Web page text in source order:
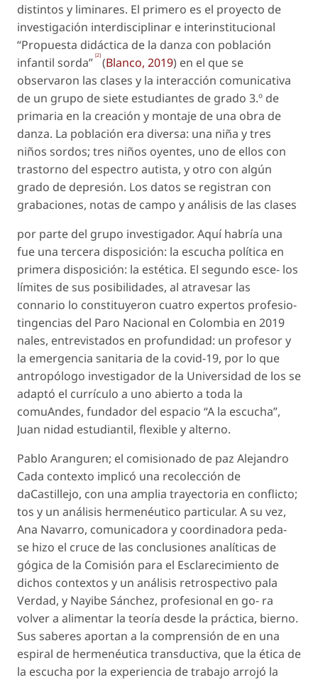
distintos y liminares. El primero es el proyecto de
investigación interdisciplinar e interinstitucional
“Propuesta didáctica de la danza con población
infantil sorda” [2] (Blanco, 2019) en el que se
observaron las clases y la interacción comunicativa
de un grupo de siete estudiantes de grado 3.º de
primaria en la creación y montaje de una obra de
danza. La población era diversa: una niña y tres
niños sordos; tres niños oyentes, uno de ellos con
trastorno del espectro autista, y otro con algún
grado de depresión. Los datos se registran con
grabaciones, notas de campo y análisis de las clases
por parte del grupo investigador. Aquí habría una
fue una tercera disposición: la escucha política en
primera disposición: la estética. El segundo esce- los
límites de sus posibilidades, al atravesar las
connario lo constituyeron cuatro expertos profesio-
tingencias del Paro Nacional en Colombia en 2019
nales, entrevistados en profundidad: un profesor y
la emergencia sanitaria de la covid-19, por lo que
antropólogo investigador de la Universidad de los se
adaptó el currículo a uno abierto a toda la
comuAndes, fundador del espacio “A la escucha”,
Juan nidad estudiantil, flexible y alterno.
Pablo Aranguren; el comisionado de paz Alejandro
Cada contexto implicó una recolección de
daCastillejo, con una amplia trayectoria en conflicto;
tos y un análisis hermenéutico particular. A su vez,
Ana Navarro, comunicadora y coordinadora peda-
se hizo el cruce de las conclusiones analíticas de
gógica de la Comisión para el Esclarecimiento de
dichos contextos y un análisis retrospectivo pala
Verdad, y Nayibe Sánchez, profesional en go- ra
volver a alimentar la teoría desde la práctica, bierno.
Sus saberes aportan a la comprensión de en una
espiral de hermenéutica transductiva, que la ética de
la escucha por la experiencia de trabajo arrojó la